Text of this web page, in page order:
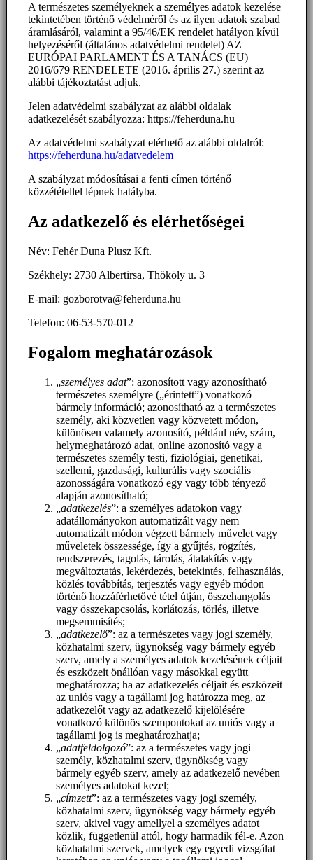
A természetes személyeknek a személyes adatok kezelése
tekintetében történő védelméről és az ilyen adatok szabad
áramlásáról, valamint a 95/46/EK rendelet hatályon kívül
helyezéséről (általános adatvédelmi rendelet) AZ
EURÓPAI PARLAMENT ÉS A TANÁCS (EU)
2016/679 RENDELETE (2016. április 27.) szerint az
alábbi tájékoztatást adjuk.
Jelen adatvédelmi szabályzat az alábbi oldalak
adatkezelését szabályozza: https://feherduna.hu
Az adatvédelmi szabályzat elérhető az alábbi oldalról:
https://feherduna.hu/adatvedelem
A szabályzat módosításai a fenti címen történő
közzététellel lépnek hatályba.
Az adatkezelő és elérhetőségei
Név: Fehér Duna Plusz Kft.
Székhely: 2730 Albertirsa, Thököly u. 3
E-mail: gozborotva@feherduna.hu
Telefon: 06-53-570-012
Fogalom meghatározások
„személyes adat”: azonosított vagy azonosítható
természetes személyre („érintett”) vonatkozó
bármely információ; azonosítható az a természetes
személy, aki közvetlen vagy közvetett módon,
különösen valamely azonosító, például név, szám,
helymeghatározó adat, online azonosító vagy a
természetes személy testi, fiziológiai, genetikai,
szellemi, gazdasági, kulturális vagy szociális
azonosságára vonatkozó egy vagy több tényező
alapján azonosítható;
„adatkezelés”: a személyes adatokon vagy
adatállományokon automatizált vagy nem
automatizált módon végzett bármely művelet vagy
műveletek összessége, így a gyűjtés, rögzítés,
rendszerezés, tagolás, tárolás, átalakítás vagy
megváltoztatás, lekérdezés, betekintés, felhasználás,
közlés továbbítás, terjesztés vagy egyéb módon
történő hozzáférhetővé tétel útján, összehangolás
vagy összekapcsolás, korlátozás, törlés, illetve
megsemmisítés;
„adatkezelő”: az a természetes vagy jogi személy,
közhatalmi szerv, ügynökség vagy bármely egyéb
szerv, amely a személyes adatok kezelésének céljait
és eszközeit önállóan vagy másokkal együtt
meghatározza; ha az adatkezelés céljait és eszközeit
az uniós vagy a tagállami jog határozza meg, az
adatkezelőt vagy az adatkezelő kijelölésére
vonatkozó különös szempontokat az uniós vagy a
tagállami jog is meghatározhatja;
„adatfeldolgozó”: az a természetes vagy jogi
személy, közhatalmi szerv, ügynökség vagy
bármely egyéb szerv, amely az adatkezelő nevében
személyes adatokat kezel;
„címzett”: az a természetes vagy jogi személy,
közhatalmi szerv, ügynökség vagy bármely egyéb
szerv, akivel vagy amellyel a személyes adatot
közlik, függetlenül attól, hogy harmadik fél-e. Azon
közhatalmi szervek, amelyek egy egyedi vizsgálat